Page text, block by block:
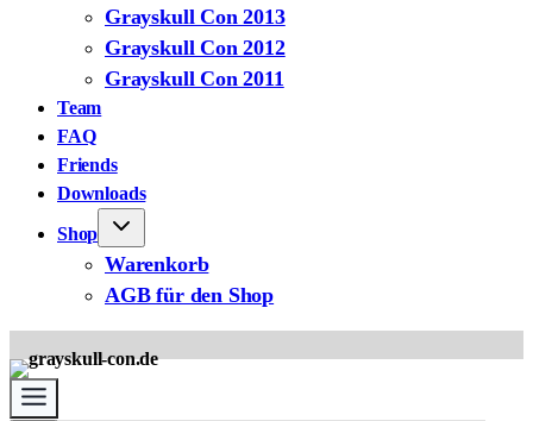
Grayskull Con 2013
Grayskull Con 2012
Grayskull Con 2011
Team
FAQ
Friends
Downloads
Shop
Warenkorb
AGB für den Shop